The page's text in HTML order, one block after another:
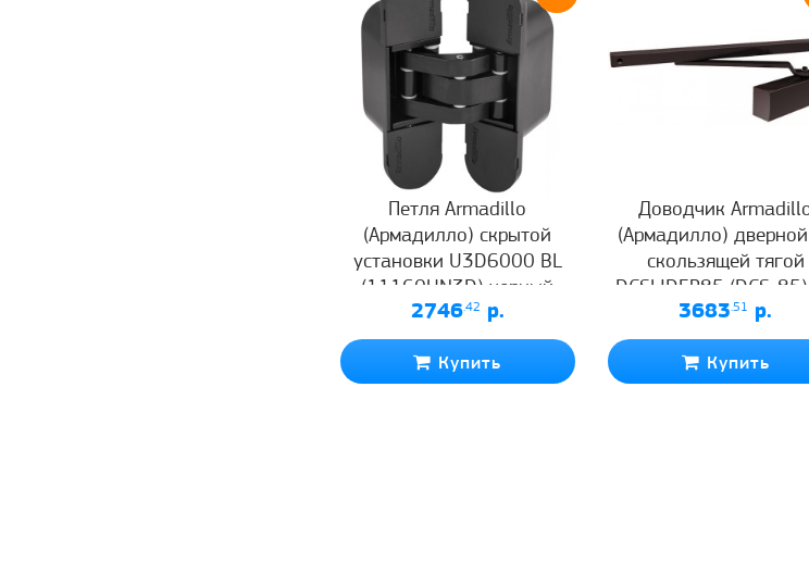
Петля Armadillo
(Армадилло) скрытой
установки U3D6000 BL
(11160UN3D) черный
2746.42 р.
Купить
Доводчик
(Армадилло)
скользящей тягой
DCSLIDER85 (DCS-
(коричневый)
3683.51 р.
Купить